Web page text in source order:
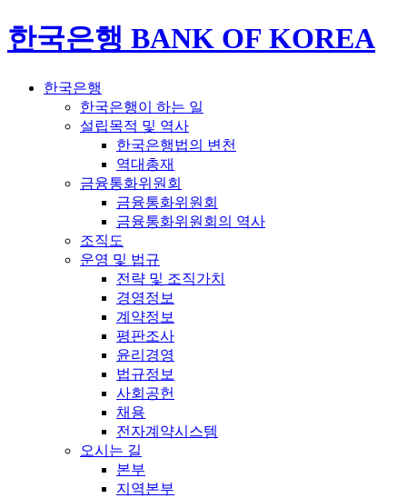
한국은행 BANK OF KOREA
한국은행
한국은행이 하는 일
설립목적 및 역사
한국은행법의 변천
역대총재
금융통화위원회
금융통화위원회
금융통화위원회의 역사
조직도
운영 및 법규
전략 및 조직가치
경영정보
계약정보
평판조사
윤리경영
법규정보
사회공헌
채용
전자계약시스템
오시는 길
본부
지역본부